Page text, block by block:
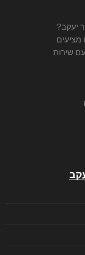
יעקב?
שירות